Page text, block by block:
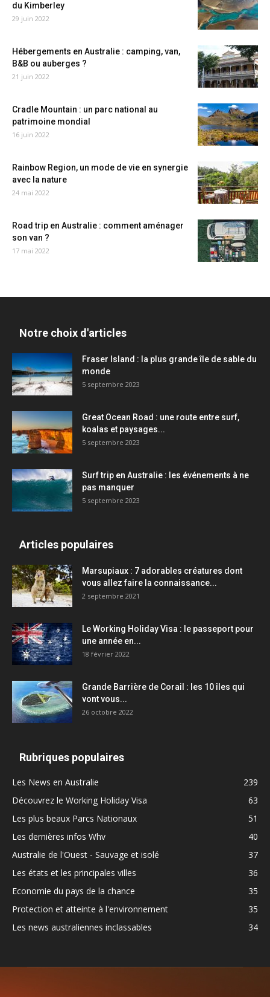
du Kimberley
29 juin 2022
Hébergements en Australie : camping, van,
B&B ou auberges ?
21 juin 2022
Cradle Mountain : un parc national au
patrimoine mondial
16 juin 2022
Rainbow Region, un mode de vie en synergie
avec la nature
24 mai 2022
Road trip en Australie : comment aménager
son van ?
17 mai 2022
Notre choix d'articles
Fraser Island : la plus grande île de sable du
monde
5 septembre 2023
Great Ocean Road : une route entre surf,
koalas et paysages...
5 septembre 2023
Surf trip en Australie : les événements à ne
pas manquer
5 septembre 2023
Articles populaires
Marsupiaux : 7 adorables créatures dont
vous allez faire la connaissance...
2 septembre 2021
Le Working Holiday Visa : le passeport pour
une année en...
18 février 2022
Grande Barrière de Corail : les 10 îles qui
vont vous...
26 octobre 2022
Rubriques populaires
Les News en Australie
239
Découvrez le Working Holiday Visa
63
Les plus beaux Parcs Nationaux
51
Les dernières infos Whv
40
Australie de l'Ouest - Sauvage et isolé
37
Les états et les principales villes
36
Economie du pays de la chance
35
Protection et atteinte à l'environnement
35
Les news australiennes inclassables
34